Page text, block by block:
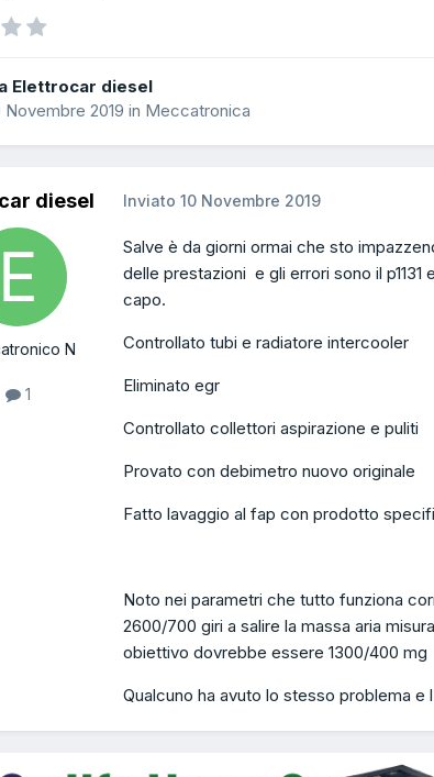
Elettrocar diesel
Novembre 2019 in Meccatronica
diesel
N
1
Inviato 10 Novembre 2019
Salve è da giorni ormai che sto
delle prestazioni e gli errori sono il
capo.
Controllato tubi e radiatore intercooler
Eliminato egr
Controllato collettori aspirazione e puliti
Provato con debimetro nuovo originale
Fatto lavaggio al fap con prodotto
Noto nei parametri che tutto funziona
2600/700 giri a salire la massa aria
obiettivo dovrebbe essere 1300/400 mg
Qualcuno ha avuto lo stesso problema e